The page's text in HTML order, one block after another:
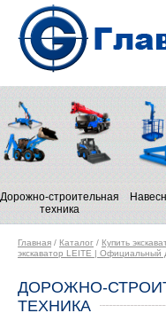
Дорожно-строительная
техника
Главная / Каталог / Купить
экскаватор LEITE | Официальный
ДОРОЖНО-
ТЕХНИКА